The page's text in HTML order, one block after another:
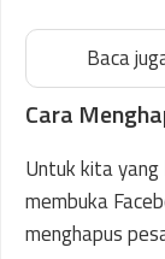
Baca
Cara
Untuk kita yang
membuka
menghapus